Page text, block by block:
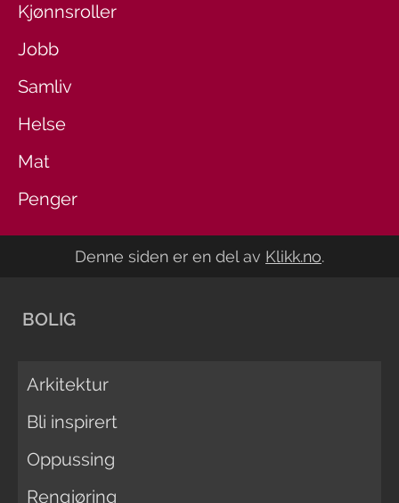
Kjønnsroller
Jobb
Samliv
Helse
Mat
Penger
Denne siden er en del av Klikk.no.
BOLIG
Arkitektur
Bli inspirert
Oppussing
Rengjøring